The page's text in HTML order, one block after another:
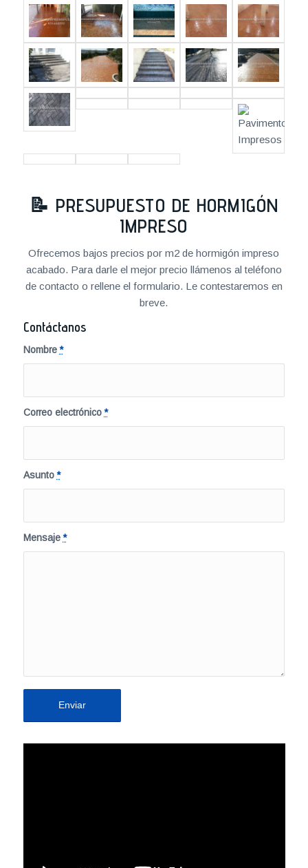
📝 PRESUPUESTO DE HORMIGÓN
IMPRESO
Ofrecemos bajos precios por m2 de hormigón impreso
acabado. Para darle el mejor precio llámenos al teléfono
de contacto o rellene el formulario. Le contestaremos en
breve.
Contáctanos
Nombre*
Correo electrónico*
Asunto*
Mensaje*